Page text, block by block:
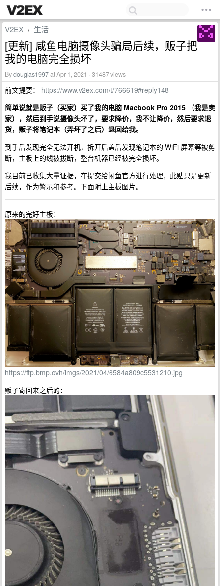
V2EX › 生活
[更新] 咸鱼电脑摄像头骗局后续，贩子把
我的电脑完全损坏
Bydouglas1997at Apr 1, 2021 · 31487 views
前文提要： https://www.v2ex.com/t/766619#reply148
简单说就是贩子（买家）买了我的电脑 Macbook Pro 2015 （我是卖
家），然后到手说摄像头坏了，要求降价，我不让降价，然后要求退
货，贩子将笔记本（弄坏了之后）退回给我。
到手后发现完全无法开机，拆开后盖后发现笔记本的 WiFi 屏幕等被剪
断，主板上的线被拔断，整台机器已经被完全损坏。
我目前已收集大量证据，在提交给闲鱼官方进行处理，此贴只是更新
后续，作为警示和参考。下面附上主板图片。
原来的完好主板：
https://ftp.bmp.ovh/imgs/2021/04/6584a809c5531210.jpg
贩子寄回来之后的：